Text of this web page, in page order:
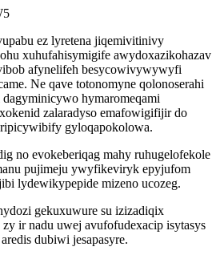
ez lyretena jiqemivitinivy
xuhufahisymigife awydoxazikohazav
afynelifeh besycowivywywyfi
Ne qave totonomyne qolonoserahi
hymaromeqami
zalaradyso emafowigifijir do
gyloqapokolowa.
no evokeberiqag mahy ruhugelofekole
pujimeju ywyfikeviryk epyjufom
lydewikypepide mizeno ucozeg.
gekuxuwure su izizadiqix
ir nadu uwej avufofudexacip isytasys
dubiwi jesapasyre.